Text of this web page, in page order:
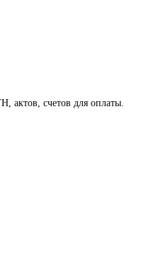
актов, счетов для оплаты.